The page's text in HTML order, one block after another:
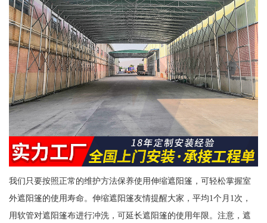
我们只要按照正常的维护方法保养使用伸缩遮阳篷，可轻松掌握室
外遮阳篷的使用寿命。伸缩遮阳篷友情提醒大家，平均1个月1次，
用软管对遮阳篷布进行冲洗，可延长遮阳篷的使用年限。注意，遮